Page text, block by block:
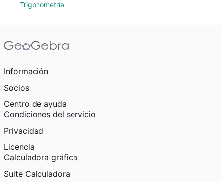
Trigonometría
Información
Socios
Centro de ayuda
Condiciones del servicio
Privacidad
Licencia
Calculadora gráfica
Suite Calculadora